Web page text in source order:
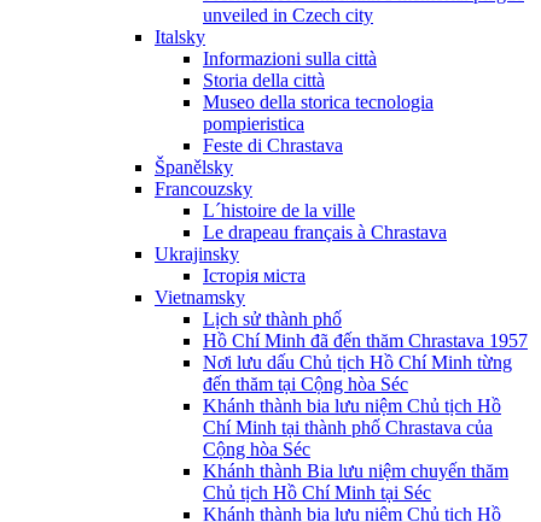
unveiled in Czech city
Italsky
Informazioni sulla città
Storia della città
Museo della storica tecnologia
pompieristica
Feste di Chrastava
Španělsky
Francouzsky
L´histoire de la ville
Le drapeau français à Chrastava
Ukrajinsky
Історія міста
Vietnamsky
Lịch sử thành phố
Hồ Chí Minh đã đến thăm Chrastava 1957
Nơi lưu dấu Chủ tịch Hồ Chí Minh từng
đến thăm tại Cộng hòa Séc
Khánh thành bia lưu niệm Chủ tịch Hồ
Chí Minh tại thành phố Chrastava của
Cộng hòa Séc
Khánh thành Bia lưu niệm chuyến thăm
Chủ tịch Hồ Chí Minh tại Séc
Khánh thành bia lưu niệm Chủ tịch Hồ